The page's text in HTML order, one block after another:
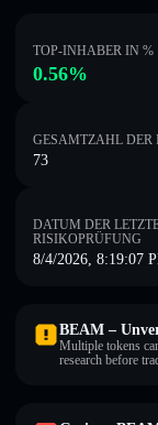
TOP-INHABER IN %
0.56%
GESAMTZAHL DER
73
DATUM DER
RISIKOPRÜFUNG
8/4/2026, 8:19:07
BEAM –
Multiple tokens
research before